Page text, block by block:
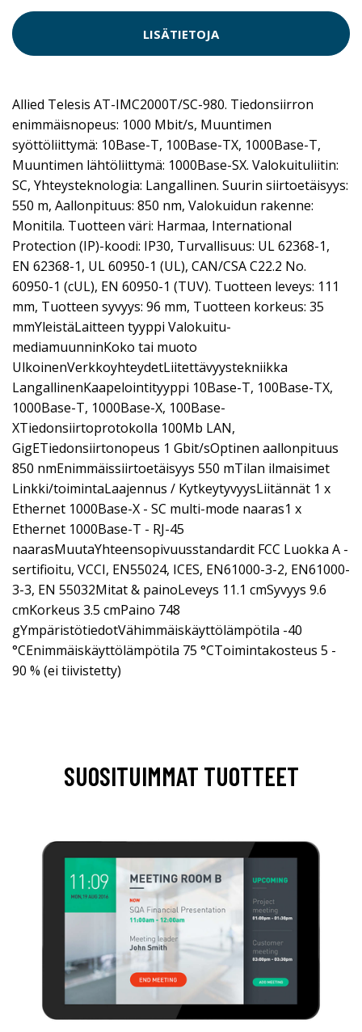
LISÄTIETOJA
Allied Telesis AT-IMC2000T/SC-980. Tiedonsiirron
enimmäisnopeus: 1000 Mbit/s, Muuntimen
syöttöliittymä: 10Base-T, 100Base-TX, 1000Base-T,
Muuntimen lähtöliittymä: 1000Base-SX. Valokuituliitin:
SC, Yhteysteknologia: Langallinen. Suurin siirtoetäisyys:
550 m, Aallonpituus: 850 nm, Valokuidun rakenne:
Monitila. Tuotteen väri: Harmaa, International
Protection (IP)-koodi: IP30, Turvallisuus: UL 62368-1,
EN 62368-1, UL 60950-1 (UL), CAN/CSA C22.2 No.
60950-1 (cUL), EN 60950-1 (TUV). Tuotteen leveys: 111
mm, Tuotteen syvyys: 96 mm, Tuotteen korkeus: 35
mmYleistäLaitteen tyyppi Valokuitu-
mediamuunninKoko tai muoto
UlkoinenVerkkoyhteydetLiitettävyystekniikka
LangallinenKaapelointityyppi 10Base-T, 100Base-TX,
1000Base-T, 1000Base-X, 100Base-
XTiedonsiirtoprotokolla 100Mb LAN,
GigETiedonsiirtonopeus 1 Gbit/sOptinen aallonpituus
850 nmEnimmäissiirtoetäisyys 550 mTilan ilmaisimet
Linkki/toimintaLaajennus / KytkeytyvyysLiitännät 1 x
Ethernet 1000Base-X - SC multi-mode naaras1 x
Ethernet 1000Base-T - RJ-45
naarasMuutaYhteensopivuusstandardit FCC Luokka A -
sertifioitu, VCCI, EN55024, ICES, EN61000-3-2, EN61000-
3-3, EN 55032Mitat & painoLeveys 11.1 cmSyvyys 9.6
cmKorkeus 3.5 cmPaino 748
gYmpäristötiedotVähimmäiskäyttölämpötila -40
°CEnimmäiskäyttölämpötila 75 °CToimintakosteus 5 -
90 % (ei tiivistetty)
SUOSITUIMMAT TUOTTEET